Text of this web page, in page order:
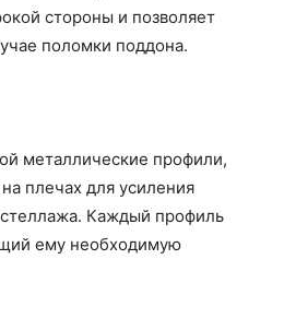
стороны и позволяет
поломки поддона.
металлические профили,
плечах для усиления
Каждый профиль
ему необходимую